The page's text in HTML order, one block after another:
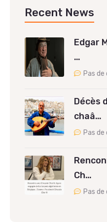
Recent News
Edgar
…
Pas
Décès
chaâ…
Pas
Ch…
Pas